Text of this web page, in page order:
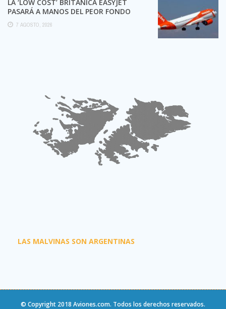
LA ‘LOW COST’ BRITÁNICA EASYJET
PASARÁ A MANOS DEL PEOR FONDO
POSIBLE:
7 AGOSTO, 2026
LAS MALVINAS SON ARGENTINAS
© Copyright 2018 Aviones.com. Todos los derechos reservados.